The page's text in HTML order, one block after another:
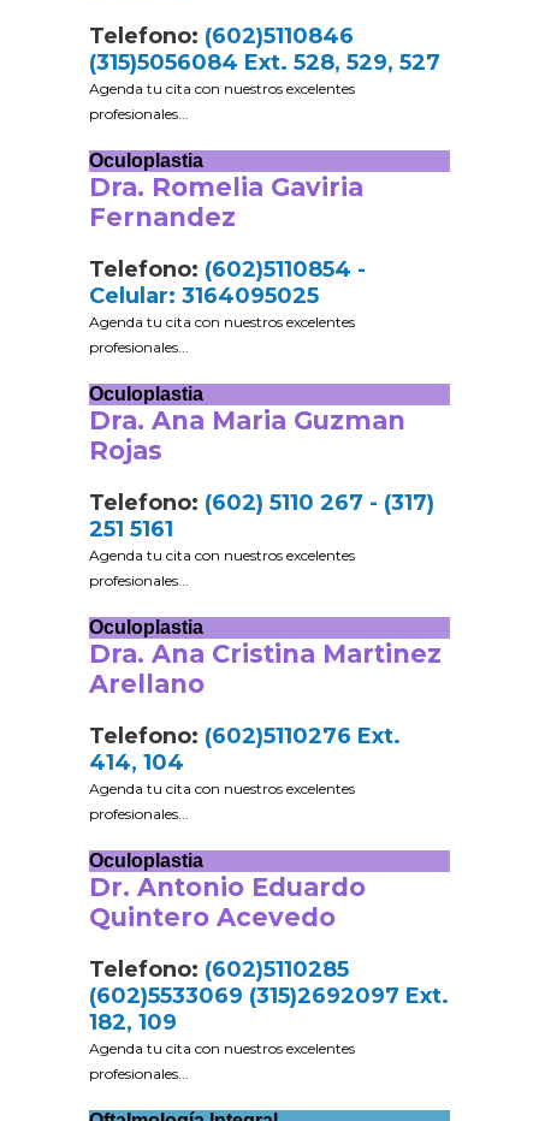
Telefono: (602)5110846
(315)5056084 Ext. 528, 529, 527
Agenda tu cita con nuestros excelentes
profesionales...
Oculoplastia
Dra. Romelia Gaviria
Fernandez
Telefono: (602)5110854 -
Celular: 3164095025
Agenda tu cita con nuestros excelentes
profesionales...
Oculoplastia
Dra. Ana Maria Guzman
Rojas
Telefono: (602) 5110 267 - (317)
251 5161
Agenda tu cita con nuestros excelentes
profesionales...
Oculoplastia
Dra. Ana Cristina Martinez
Arellano
Telefono: (602)5110276 Ext.
414, 104
Agenda tu cita con nuestros excelentes
profesionales...
Oculoplastia
Dr. Antonio Eduardo
Quintero Acevedo
Telefono: (602)5110285
(602)5533069 (315)2692097 Ext.
182, 109
Agenda tu cita con nuestros excelentes
profesionales...